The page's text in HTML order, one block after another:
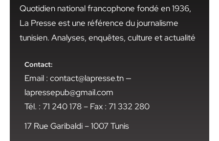
Quotidien national francophone fondé en 1936,
La Presse est une référence du journalisme
tunisien. Analyses, enquêtes, culture et actualité
Contact:
Email : contact@lapresse.tn —
lapressepub@gmail.com
Tél. : 71 240 178 – Fax : 71 332 280
17 Rue Garibaldi – 1007 Tunis